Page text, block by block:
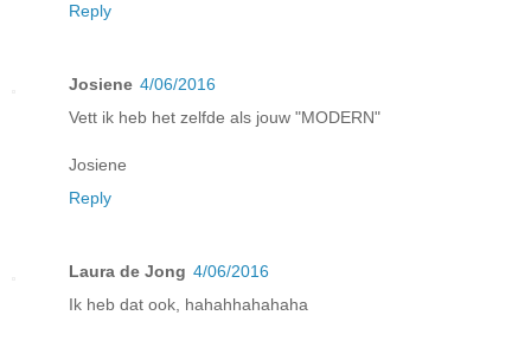
Reply
Josiene 4/06/2016
Vett ik heb het zelfde als jouw "MODERN"
Josiene
Reply
Laura de Jong 4/06/2016
Ik heb dat ook, hahahhahahaha